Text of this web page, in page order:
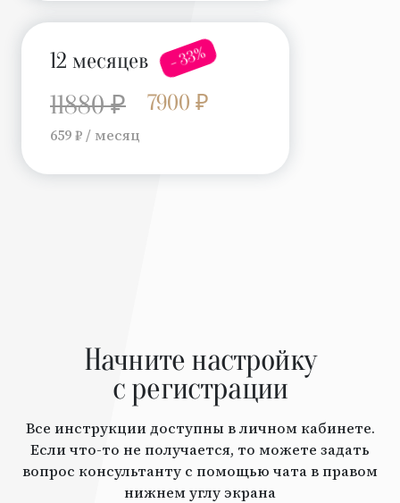
12 месяцев - 33%
11880 ₽ 7900 ₽
659 ₽ / месяц
Начните настройку
с регистрации
Все инструкции доступны в личном кабинете.
Если что-то не получается, то можете задать
вопрос консультанту с помощью чата в правом
нижнем углу экрана